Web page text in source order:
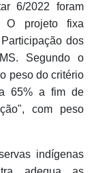
6/2022 foram
O projeto fixa
dos
Segundo o
peso do critério
65% a fim de
com peso
indígenas